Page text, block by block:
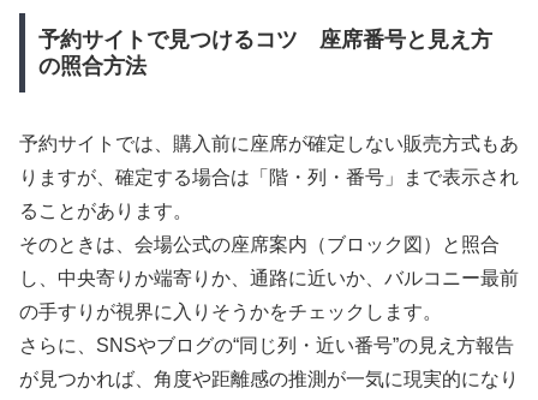
予約サイトで見つけるコツ 座席番号と見え方
の照合方法
予約サイトでは、購入前に座席が確定しない販売方式もあ
りますが、確定する場合は「階・列・番号」まで表示され
ることがあります。
そのときは、会場公式の座席案内（ブロック図）と照合
し、中央寄りか端寄りか、通路に近いか、バルコニー最前
の手すりが視界に入りそうかをチェックします。
さらに、SNSやブログの“同じ列・近い番号”の見え方報告
が見つかれば、角度や距離感の推測が一気に現実的になり